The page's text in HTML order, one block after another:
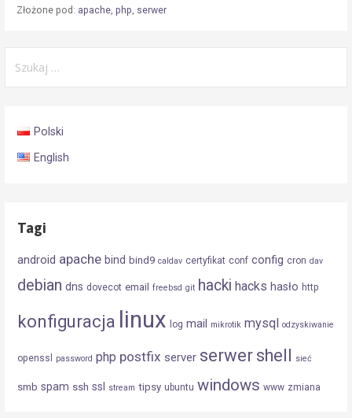
Złożone pod: apache, php, serwer
Polski
English
Tagi
android apache bind bind9 caldav certyfikat conf config cron dav
debian dns dovecot email freebsd git hacki hacks hasło http
konfiguracja linux log mail mikrotik mysql odzyskiwanie
openssl password php postfix server serwer shell sieć
smb spam ssh ssl stream tipsy ubuntu windows www zmiana